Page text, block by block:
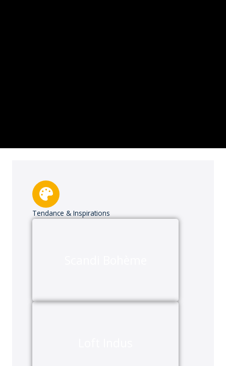
Tendance & Inspirations